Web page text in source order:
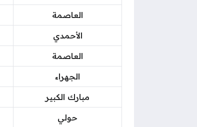
العاصمة
الأحمدي
العاصمة
الجهراء
مبارك الكبير
حولي